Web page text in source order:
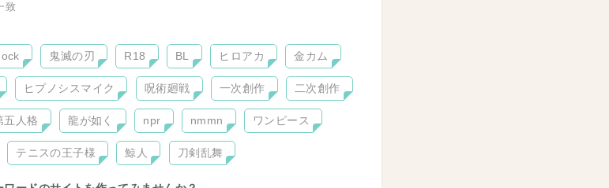
致
鬼滅の刃 R18 BL ヒロアカ 金カム
ヒプノシスマイク 呪術廻戦 一次創作 二次創作
五人格 龍が如く npr nmmn ワンピース
テニスの王子様 鯨人 刀剣乱舞